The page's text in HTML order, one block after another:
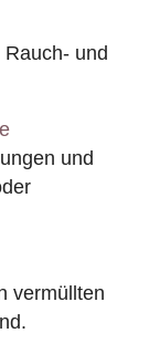
und
und
vermüllten